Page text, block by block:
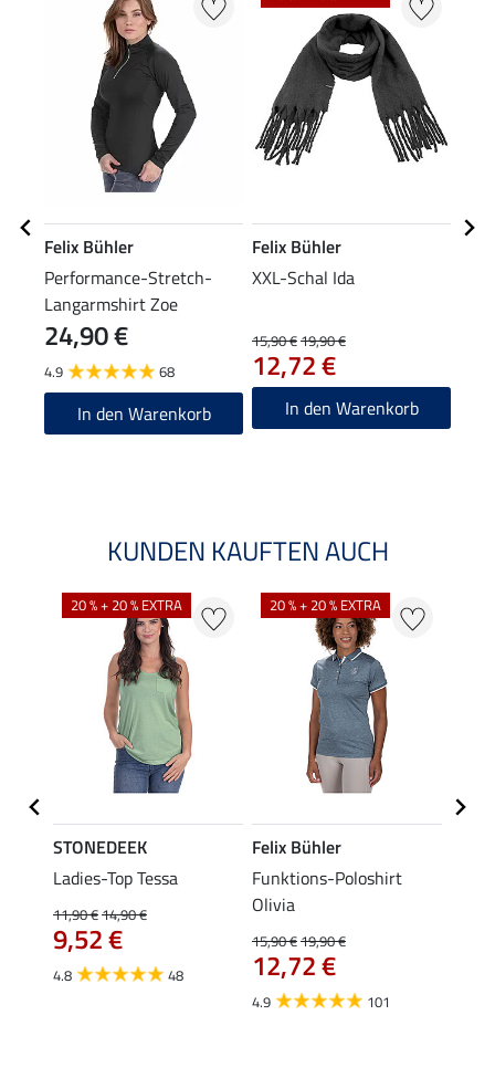
Felix Bühler
Performance-Stretch-
Langarmshirt Zoe
24,90 €
4.9 68
In den Warenkorb
Felix Bühler
XXL-Schal Ida
15,90 €19,90 €
12,72 €
In den Warenkorb
KUNDEN KAUFTEN AUCH
20 % + 20 % EXTRA
STONEDEEK
Ladies-Top Tessa
11,90 €14,90 €
9,52 €
4.8 48
20 % + 20 % EXTRA
Felix Bühler
Funktions-Poloshirt
Olivia
15,90 €19,90 €
12,72 €
4.9 101